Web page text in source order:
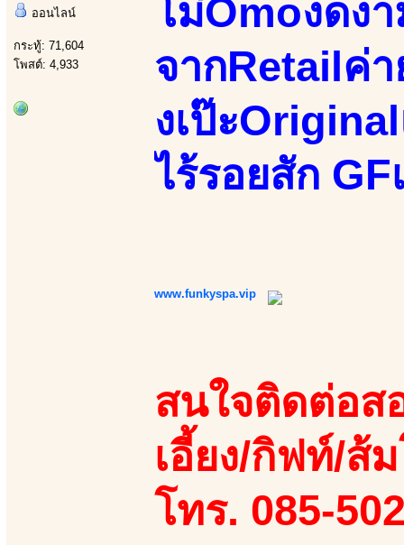
ออนไลน์
กระทู้: 71,604
โพสต์: 4,933
โม่Omoงดง
จากRetailค่า
งเป๊ะ
ไร้รอยสัก
www.funkyspa.vip
สนใจติดต่อส
เอี้ยง/กิฟท์/ส้
โทร. 085-